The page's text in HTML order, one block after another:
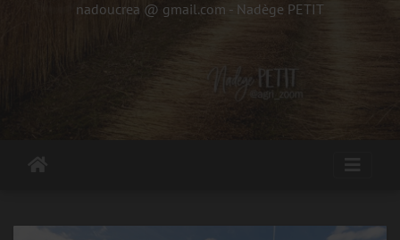
nadoucrea @ gmail.com - Nadège PETIT